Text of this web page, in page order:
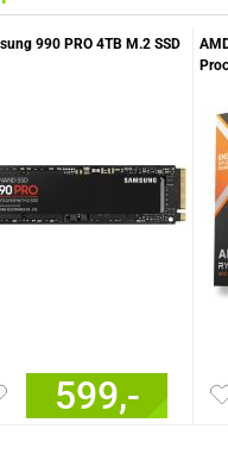
990 PRO 4TB M.2 SSD
599,-